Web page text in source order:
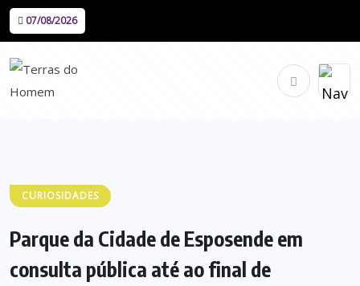
07/08/2026
CURIOSIDADES
Parque da Cidade de Esposende em
consulta pública até ao final de